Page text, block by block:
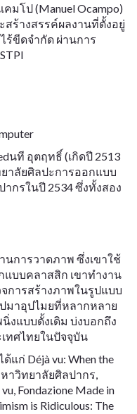
คมโป (Manuel Ocampo)
สร้างสรรค์ผลงานที่ตั้งอยู่
ร้ขีดจำกัด ผ่านการ
นที อุตฤทธิ์ (เกิดปี 2513
าลัยศิลปะการออกแบบ
กรในปี 2534 ซึ่งทั้งสอง
นการวาดภาพ ซึ่งเขาใช้
แบบคลาสสิก เขาทำงาน
การสร้างภาพในรูปแบบ
มาอุปไมยที่หลากหลาย
งแบบดั้งเดิม บ่งบอกถึง
ทศไทยในปัจจุบัน
ก่ Déjà vu: When the
หาวิทยาลัยศิลปากร,
Fondazione Made in
is Ridiculous: The